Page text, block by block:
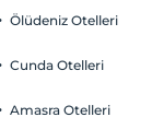
Ölüdeniz Otelleri
Cunda Otelleri
Amasra Otelleri